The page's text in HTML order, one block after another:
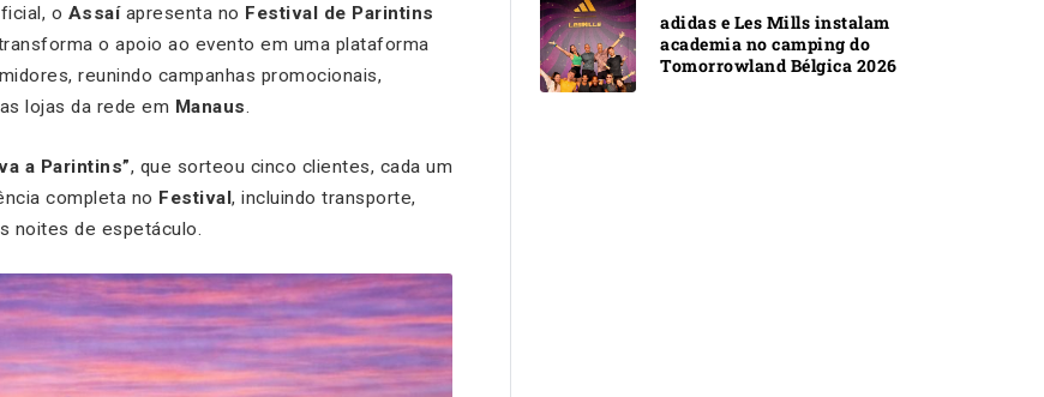
o Assaíapresenta no Festival de Parintins
o apoio ao evento em uma plataforma
reunindo campanhas promocionais,
lojas da rede em Manaus.
a Parintins”, que sorteou cinco clientes, cada um
completa no Festival, incluindo transporte,
noites de espetáculo.
adidas e Les Mills instalam
academia no camping do
Tomorrowland Bélgica 2026